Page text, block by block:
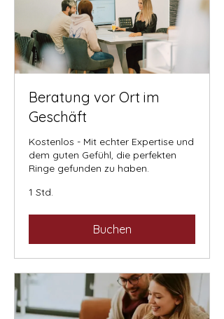
Beratung vor Ort im
Geschäft
Kostenlos - Mit echter Expertise und
dem guten Gefühl, die perfekten
Ringe gefunden zu haben.
1 Std.
Buchen